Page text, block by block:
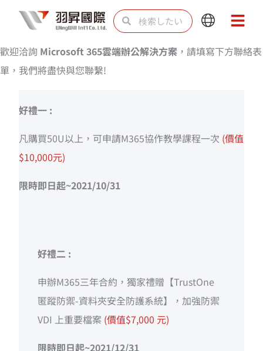
を
ス
検
索 索
Main
Main
歡迎洽詢 Microsoft 365雲端辦公解決方案 ，請填寫下方聯絡表
單，我們將盡快與您聯繫!
好禮一 :
凡購買50U以上，可申請M365協作教學課程一次 (價值
$10,000元)
限時即日起~2021/10/31
好禮二 :
申辦M365三年合約，獨家禮贈【TrustOne
匿蹤防禦-資料夾安全防護系統】，加強防禦
VDI 上重要檔案 (價值$7,000 元)
限時即日起~2021/12/31